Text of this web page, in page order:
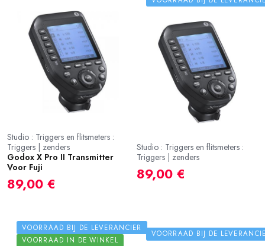
Studio : Triggers en flitsmeters :
Triggers | zenders
Godox X Pro II Transmitter
Voor Fuji
89,00 €
Studio : Triggers en flitsmeters :
Triggers | zenders
89,00 €
VOORRAAD BIJ DE LEVERANCIER
VOORRAAD IN DE WINKEL
VOORRAAD BIJ DE